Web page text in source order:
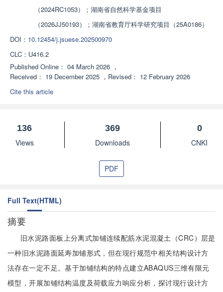
（2024RC1053）；湖南省自然科学基金项目
（2026JJ50193）；湖南省教育厅科学研究项目（25A0186）
DOI： 10.12454/j.jsuese.202500970
CLC： U416.2
Published Online： 04 March 2026 ，
Received： 19 December 2025 ， Revised： 12 February 2026
Cite this article
136
Views
369
Downloads
0
CNKI
PDF
Full Text(HTML)
摘要
旧水泥路面板上分离式加铺连续配筋水泥混凝土（CRC）层是
一种旧水泥路面延寿加铺形式，但在现行规范中相关结构设计方
法存在一定不足。基于加铺结构的特点建立ABAQUS三维有限元
模型，开展加铺结构温度及荷载应力响应分析，探讨现行设计方